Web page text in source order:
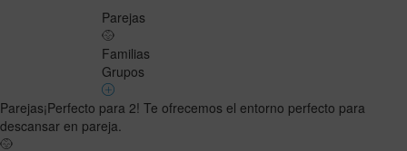
Parejas
Familias
Grupos
Parejas¡Perfecto para 2! Te ofrecemos el entorno perfecto para
descansar en pareja.